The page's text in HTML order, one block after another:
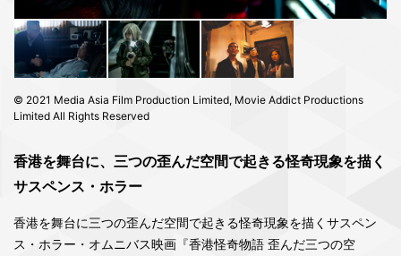
© 2021 Media Asia Film Production Limited, Movie Addict Productions
Limited All Rights Reserved
香港を舞台に、三つの歪んだ空間で起きる怪奇現象を描く
サスペンス・ホラー
香港を舞台に三つの歪んだ空間で起きる怪奇現象を描くサスペン
ス・ホラー・オムニバス映画『香港怪奇物語 歪んだ三つの空